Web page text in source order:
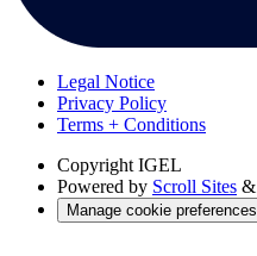
Legal Notice
Privacy Policy
Terms + Conditions
Copyright IGEL
Powered by Scroll Sites &
Manage cookie preferences